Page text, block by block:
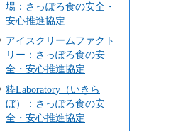
場：さっぽろ食の安全・
安心推進協定
アイスクリームファクト
リー：さっぽろ食の安
全・安心推進協定
粋Laboratory（いきら
ぼ）：さっぽろ食の安
全・安心推進協定